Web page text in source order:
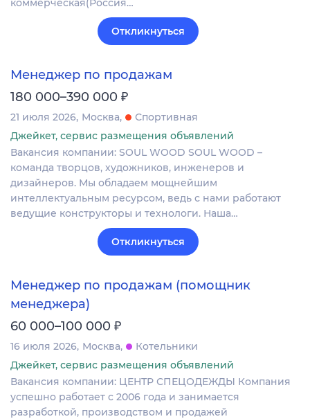
коммерческая(Россия…
Откликнуться
Менеджер по продажам
180 000–390 000 ₽
21 июля 2026 Москва
Спортивная
Джейкет, сервис размещения объявлений
Вакансия компании: SOUL WOOD SOUL WOOD –
команда творцов, художников, инженеров и
дизайнеров. Мы обладаем мощнейшим
интеллектуальным ресурсом, ведь с нами работают
ведущие конструкторы и технологи. Наша…
Откликнуться
Менеджер по продажам (помощник
менеджера)
60 000–100 000 ₽
16 июля 2026 Москва
Котельники
Джейкет, сервис размещения объявлений
Вакансия компании: ЦЕНТР СПЕЦОДЕЖДЫ Компания
успешно работает с 2006 года и занимается
разработкой, производством и продажей